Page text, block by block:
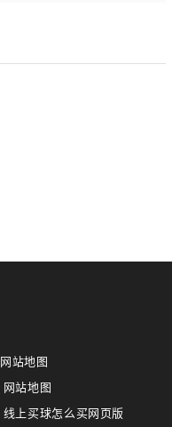
网站地图
网站地图
线上买球怎么买网页版